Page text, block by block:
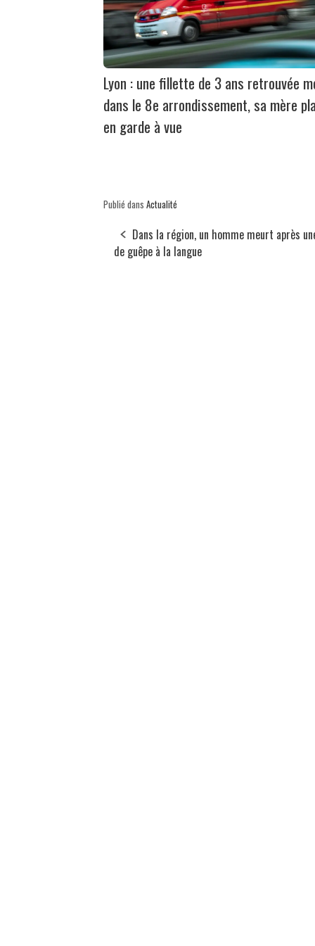
Lyon : une fillette de 3 ans retrouvée
dans le 8e arrondissement, sa mère
en garde à vue
Publié dans Actualité
Dans la région, un homme meurt après
de guêpe à la langue